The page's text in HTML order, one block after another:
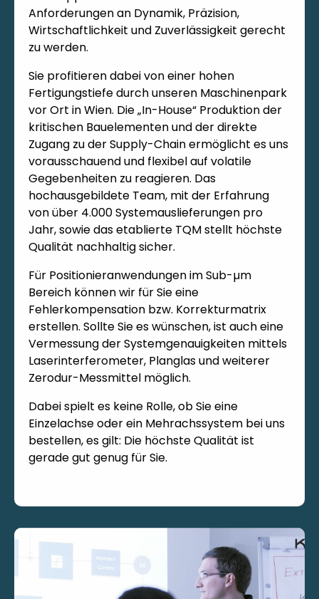
Anforderungen an Dynamik, Präzision,
Wirtschaftlichkeit und Zuverlässigkeit gerecht
zu werden.
Sie profitieren dabei von einer hohen
Fertigungstiefe durch unseren Maschinenpark
vor Ort in Wien. Die „In-House“ Produktion der
kritischen Bauelementen und der direkte
Zugang zu der Supply-Chain ermöglicht es uns
vorausschauend und flexibel auf volatile
Gegebenheiten zu reagieren. Das
hochausgebildete Team, mit der Erfahrung
von über 4.000 Systemauslieferungen pro
Jahr, sowie das etablierte TQM stellt höchste
Qualität nachhaltig sicher.
Für Positionieranwendungen im Sub-µm
Bereich können wir für Sie eine
Fehlerkompensation bzw. Korrekturmatrix
erstellen. Sollte Sie es wünschen, ist auch eine
Vermessung der Systemgenauigkeiten mittels
Laserinterferometer, Planglas und weiterer
Zerodur-Messmittel möglich.
Dabei spielt es keine Rolle, ob Sie eine
Einzelachse oder ein Mehrachssystem bei uns
bestellen, es gilt: Die höchste Qualität ist
gerade gut genug für Sie.